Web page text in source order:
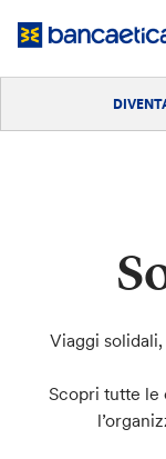
Viaggi
Scopri tutte le